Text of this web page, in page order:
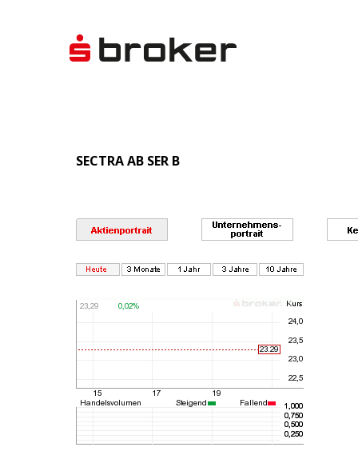
SECTRA AB SER B